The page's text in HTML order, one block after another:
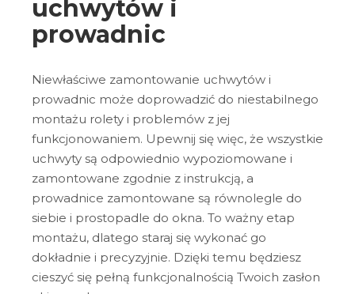
uchwytów i
prowadnic
Niewłaściwe zamontowanie uchwytów i
prowadnic może doprowadzić do niestabilnego
montażu rolety i problemów z jej
funkcjonowaniem. Upewnij się więc, że wszystkie
uchwyty są odpowiednio wypoziomowane i
zamontowane zgodnie z instrukcją, a
prowadnice zamontowane są równolegle do
siebie i prostopadle do okna. To ważny etap
montażu, dlatego staraj się wykonać go
dokładnie i precyzyjnie. Dzięki temu będziesz
cieszyć się pełną funkcjonalnością Twoich zasłon